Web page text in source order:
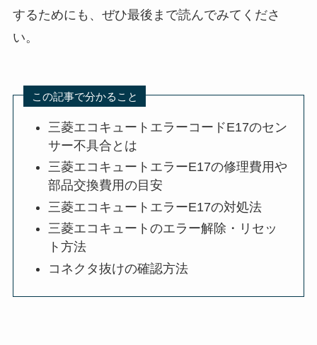
するためにも、ぜひ最後まで読んでみてくださ
い。
この記事で分かること
三菱エコキュートエラーコードE17のセン
サー不具合とは
三菱エコキュートエラーE17の修理費用や
部品交換費用の目安
三菱エコキュートエラーE17の対処法
三菱エコキュートのエラー解除・リセッ
ト方法
コネクタ抜けの確認方法